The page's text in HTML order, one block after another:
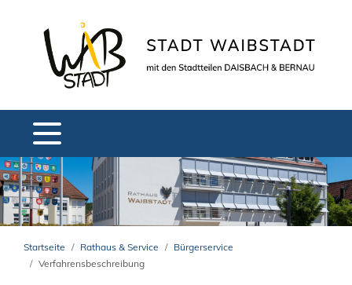
Startseite Rathaus & Service
Bürgerservice
Verfahrensbeschreibung